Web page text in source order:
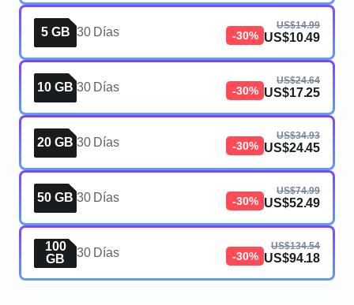
5 GB 30 Días -30%
US$14.99
US$10.49
10 GB 30 Días -30%
US$24.64
US$17.25
20 GB 30 Días -30%
US$34.93
US$24.45
50 GB 30 Días -30%
US$74.99
US$52.49
100
GB
30 Días -30%
US$134.54
US$94.18